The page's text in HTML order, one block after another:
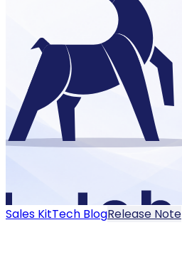
Sales KitTech BlogRelease Note